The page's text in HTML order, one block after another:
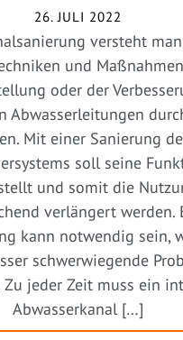
26. JULI 2022
versteht
und
oder der
Abwasserleitungen
Mit einer Sanierung
soll seine
und somit die
verlängert werden.
kann notwendig sein,
schwerwiegende
jeder Zeit muss ein
Abwasserkanal […]